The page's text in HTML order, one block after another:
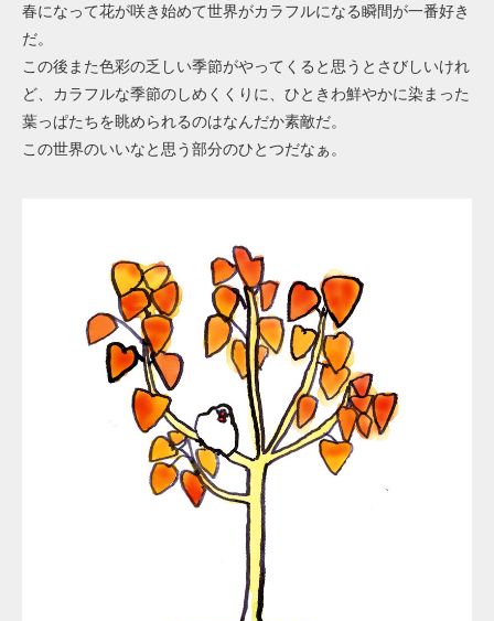
春になって花が咲き始めて世界がカラフルになる瞬間が一番好き
だ。
この後また色彩の乏しい季節がやってくると思うとさびしいけれ
ど、カラフルな季節のしめくくりに、ひときわ鮮やかに染まった
葉っぱたちを眺められるのはなんだか素敵だ。
この世界のいいなと思う部分のひとつだなぁ。